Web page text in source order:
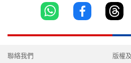
聯絡我們 版權